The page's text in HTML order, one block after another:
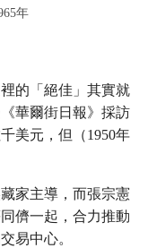
年
的「絕佳」其實就
華爾街日報》採訪
美元，但（1950年
家主導，而張宗憲
儕一起，合力推動
易中心。